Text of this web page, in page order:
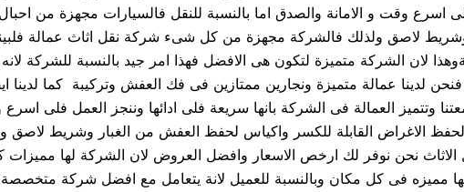
اسرع وقت و الامانة والصدق اما بالنسبة للنقل فالسيارات مجهزة من
لاصق ولذلك فالشركة مجهزة من كل شىء شركة نقل اثاث عمالة
لان الشركة متميزة لتكون هى الافضل فهذا امر جيد بالنسبة للشركة
لدينا عمالة متميزة ونجارين ممتازين فى فك العفش وتركيبة كما لدينا
العمالة فى الشركة بانها سريعة فلى ادائها وننجز العمل فلى اسرع
لحفظ الاغراض القابلة للكسر واكياس لحفظ العفش من الغبار وشريط
نحن نوفر لك ارخص الاسعار وافضل العروض لان الشركة لها مميزات
مميزه فى كل مكان وبالنسبة للعميل لانة يتعامل مع افضل شركة متخصصة